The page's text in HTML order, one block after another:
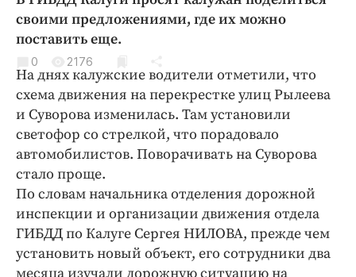
Криминал
Культура
Недвижимость и ЖКХ
Образование
Общество
Погода
Праздники
Происшествия
Спорт
Экономика и бизнес
ПРОЕКТЫ
своими предложениями, где их можно
поставить еще.
0 2176
На днях калужские водители отметили, что
схема движения на перекрестке улиц Рылеева
и Суворова изменилась. Там установили
светофор со стрелкой, что порадовало
автомобилистов. Поворачивать на Суворова
стало проще.
По словам начальника отделения дорожной
инспекции и организации движения отдела
ГИБДД по Калуге Сергея НИЛОВА, прежде чем
установить новый объект, его сотрудники два